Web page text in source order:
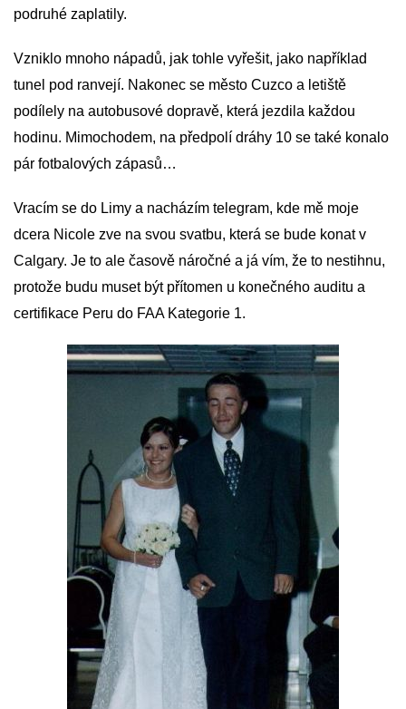
podruhé zaplatily.
Vzniklo mnoho nápadů, jak tohle vyřešit, jako například
tunel pod ranvejí. Nakonec se město Cuzco a letiště
podílely na autobusové dopravě, která jezdila každou
hodinu. Mimochodem, na předpolí dráhy 10 se také konalo
pár fotbalových zápasů…
Vracím se do Limy a nacházím telegram, kde mě moje
dcera Nicole zve na svou svatbu, která se bude konat v
Calgary. Je to ale časově náročné a já vím, že to nestihnu,
protože budu muset být přítomen u konečného auditu a
certifikace Peru do FAA Kategorie 1.